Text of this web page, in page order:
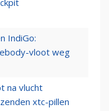
IndiGo:
vloot weg
na vlucht
xtc-pillen